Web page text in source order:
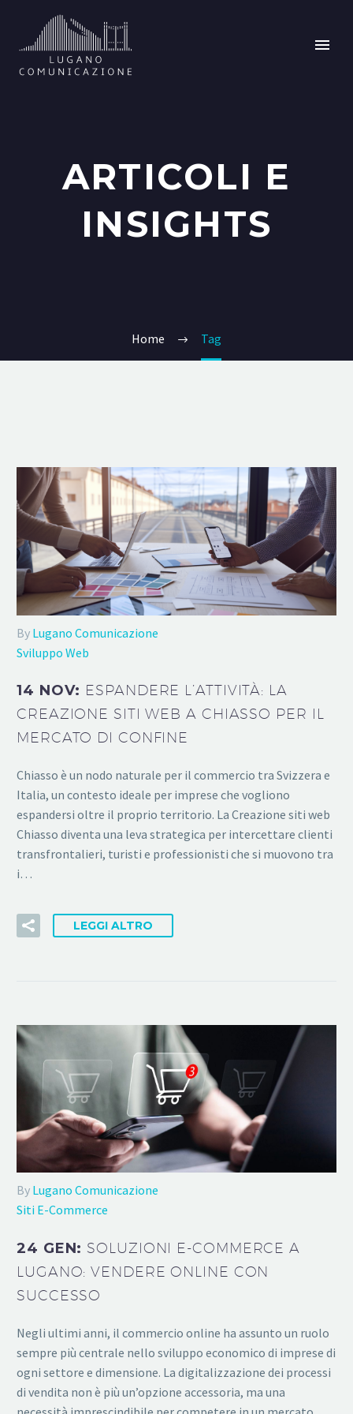
ARTICOLI E
INSIGHTS
Home Tag
By Lugano Comunicazione
Sviluppo Web
14 NOV: ESPANDERE L’ATTIVITÀ: LA
CREAZIONE SITI WEB A CHIASSO PER IL
MERCATO DI CONFINE
Chiasso è un nodo naturale per il commercio tra Svizzera e
Italia, un contesto ideale per imprese che vogliono
espandersi oltre il proprio territorio. La Creazione siti web
Chiasso diventa una leva strategica per intercettare clienti
transfrontalieri, turisti e professionisti che si muovono tra
i…
LEGGI ALTRO
By Lugano Comunicazione
Siti E-Commerce
24 GEN: SOLUZIONI E-COMMERCE A
LUGANO: VENDERE ONLINE CON
SUCCESSO
Negli ultimi anni, il commercio online ha assunto un ruolo
sempre più centrale nello sviluppo economico di imprese di
ogni settore e dimensione. La digitalizzazione dei processi
di vendita non è più un’opzione accessoria, ma una